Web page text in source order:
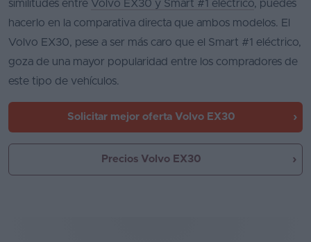
similitudes entre Volvo EX30 y Smart #1 eléctrico, puedes
hacerlo en la comparativa directa que ambos modelos. El
Volvo EX30, pese a ser más caro que el Smart #1 eléctrico,
goza de una mayor popularidad entre los compradores de
este tipo de vehículos.
Solicitar mejor oferta Volvo EX30
Precios Volvo EX30